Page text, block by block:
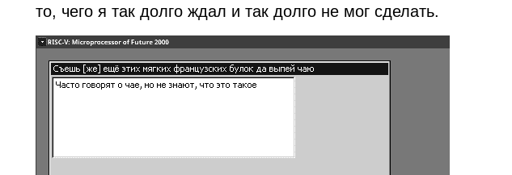
то, чего я так долго ждал и так долго не мог сделать.